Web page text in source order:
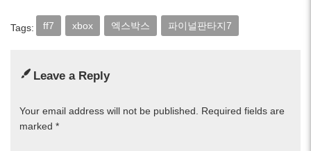
Tags: ff7 xbox 엑스박스 파이널판타지7
Leave a Reply
Your email address will not be published. Required fields are
marked *